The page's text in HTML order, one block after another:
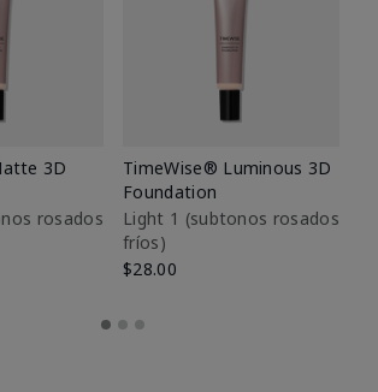
3D
rosados
TimeWise® Luminous 3D
Foundation
Light 1​ (subtonos rosados
fríos)
$28.00